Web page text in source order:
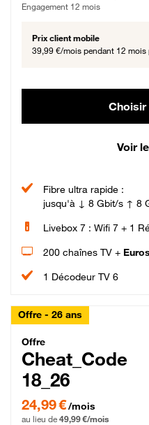
Engagement 12 mois
Prix client mobile
39,99 €/mois pendant 12 mois
Voir
Fibre ultra rapide :
jusqu'à ↓ 8 Gbit/s ↑ 8
Livebox 7 : Wifi 7 + 1
200 chaînes TV +
1 Décodeur TV 6
Offre - 26 ans
Cheat_Code
Offre
Cheat_Code
18_26
24,99 € par mois pendant 0 mois
24,99 €/mois
au lieu de 49,99 €/mois